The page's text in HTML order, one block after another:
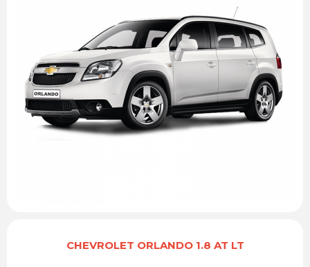
CHEVROLET ORLANDO 1.8 AT LT